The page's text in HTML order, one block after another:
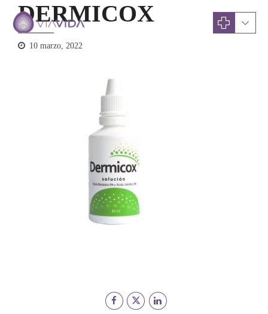
DERMICOX
10 marzo, 2022